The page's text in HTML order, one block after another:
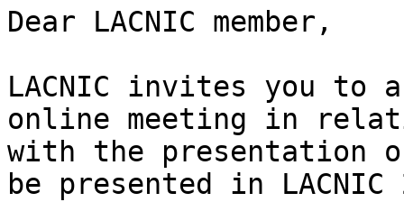
Dear LACNIC member,
LACNIC invites you
online meeting in
with the presentation
be presented in LACNIC